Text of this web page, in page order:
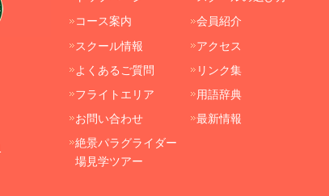
コース案内
スクール情報
よくあるご質問
フライトエリア
お問い合わせ
絶景パラグライダー
場見学ツアー
会員紹介
アクセス
リンク集
用語辞典
最新情報